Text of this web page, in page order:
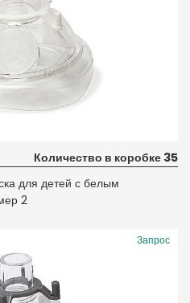
Количество в коробке 35
для детей с белым
2
Запрос